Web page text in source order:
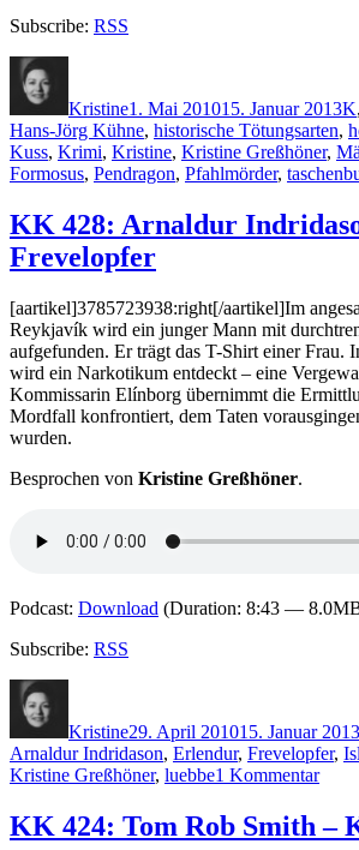
Subscribe: RSS
Kristine1. Mai 201015. Januar 2013K,
Hans-Jörg Kühne, historische Tötungsarten,
Kuss, Krimi, Kristine, Kristine Greßhöner,
Formosus, Pendragon, Pfahlmörder,
KK 428: Arnaldur
Frevelopfer
[aartikel]3785723938:right[/aartikel]Im
Reykjavík wird ein junger Mann mit
aufgefunden. Er trägt das T-Shirt einer Frau.
wird ein Narkotikum entdeckt – eine
Kommissarin Elínborg übernimmt die
Mordfall konfrontiert, dem Taten
wurden.
Besprochen von Kristine Greßhöner.
Podcast: Download (Duration: 8:43 —
Subscribe: RSS
Kristine29. April 201015. Januar 2013
Arnaldur Indridason, Erlendur, Frevelopfer,
Kristine Greßhöner, luebbe1 Kommentarzu
428:
KK 424: Tom Rob Smith –